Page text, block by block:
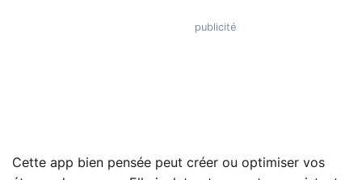
Cette app bien pensée peut créer ou optimiser vos